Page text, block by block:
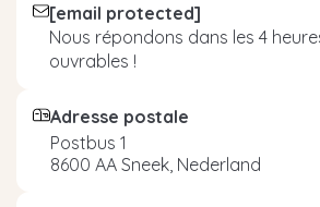
[email protected]
Nous répondons dans les 4
ouvrables !
Adresse postale
Postbus 1
8600 AA Sneek, Nederland